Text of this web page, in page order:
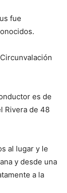
fue
es de
Rivera de 48
al lugar y le
y desde una
a la